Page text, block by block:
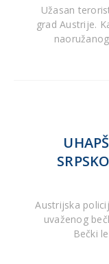
Užasan
grad Austrije.
Austrijska
uvaženog
Bečki